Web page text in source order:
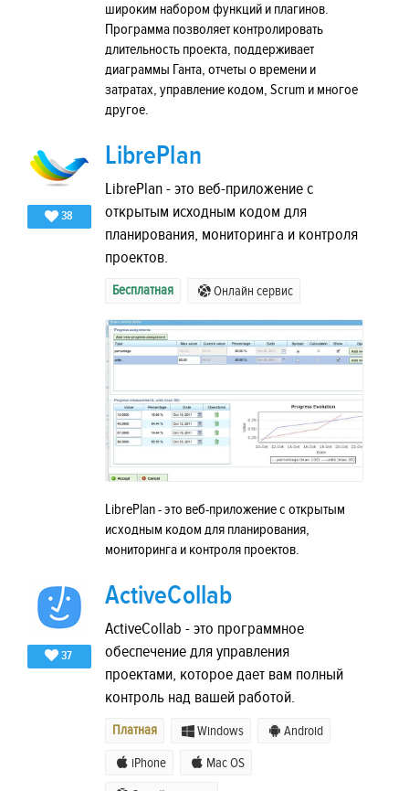
широким набором функций и плагинов.
Программа позволяет контролировать
длительность проекта, поддерживает
диаграммы Ганта, отчеты о времени и
затратах, управление кодом, Scrum и многое
другое.
38
LibrePlan
LibrePlan - это веб-приложение с
открытым исходным кодом для
планирования, мониторинга и контроля
проектов.
Бесплатная Онлайн сервис
LibrePlan - это веб-приложение с открытым
исходным кодом для планирования,
мониторинга и контроля проектов.
37
ActiveCollab
ActiveCollab - это программное
обеспечение для управления
проектами, которое дает вам полный
контроль над вашей работой.
Платная Windows Android
iPhone Mac OS